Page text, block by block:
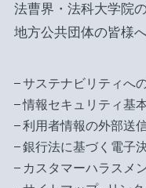
法曹界・法科大学院
地方公共団体の皆様
サステナビリティへ
情報セキュリティ基
利用者情報の外部送
銀行法に基づく電子
カスタマーハラスメ